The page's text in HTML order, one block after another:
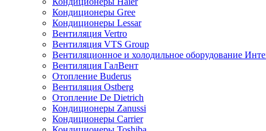
Кондиционеры Gree
Кондиционеры Lessar
Вентиляция Vertro
Вентиляция VTS Group
Вентиляционное и холодильное оборудование
Вентиляция ГалВент
Отопление Buderus
Вентиляция Ostberg
Отопление De Dietrich
Кондиционеры Zanussi
Кондиционеры Carrier